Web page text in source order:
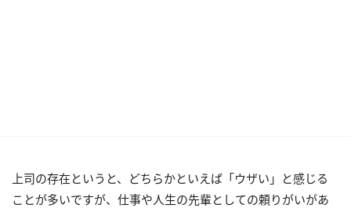
上司の存在というと、どちらかといえば「ウザい」と感じる
ことが多いですが、仕事や人生の先輩としての頼りがいがあ